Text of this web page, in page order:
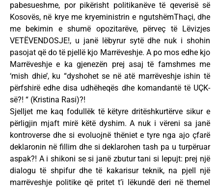
pabesueshme, por pikërisht politikanëve të qeverisë së
Kosovës, në krye me kryeministrin e ngutshëmThaçi, dhe
me bekimin e shumë opozitarëve, përveç të Lëvizjes
VETËVENDOSJE!, u janë lëbyrur sytë dhe nuk i shohin
pasojat që do të pjellë kjo Marrëveshje. A po mos edhe kjo
Marrëveshje e ka gjenezën prej asaj të famshmes me
‘mish dhie’, ku “dyshohet se në atë marrëveshje ishin të
përfshirë edhe disa udhëheqës dhe komandantë të UÇK-
së?! “ (Kristina Rasi)?!
Sjelljet me kaq fodullëk të këtyre dritëshkurtërve sikur e
përligjin mjaft mirë këtë dyshim. A nuk i vëreni sa janë
kontroverse dhe si evoluojnë thëniet e tyre nga ajo çfarë
deklaronin në fillim dhe si deklarohen tash pa u turpëruar
aspak?! A i shikoni se si janë zbutur tani si lepujt: prej një
dialogu të shpifur dhe të kakarisur teknik, na pjell një
marrëveshje politike që pritet t’i lëkundë deri në themel